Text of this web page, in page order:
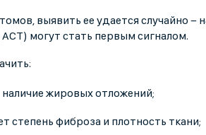
выявить ее удается случайно
могут стать первым сигналом.
жировых отложений;
степень фиброза и плотность ткани;